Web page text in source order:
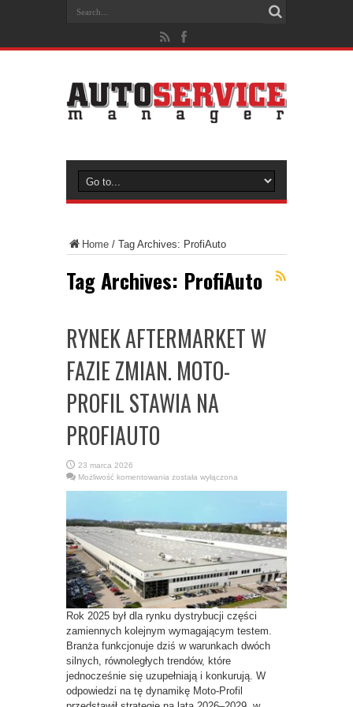
Home / Tag Archives: ProfiAuto
Tag Archives: ProfiAuto
RYNEK AFTERMARKET W
FAZIE ZMIAN. MOTO-
PROFIL STAWIA NA
PROFIAUTO
23 marca 2026
Możliwość komentowania RYNEK
W
PROFIL
STAWIA
NA
PROFIAUTO
została wyłączona
Rok 2025 był dla rynku dystrybucji części
zamiennych kolejnym wymagającym testem.
Branża funkcjonuje dziś w warunkach dwóch
silnych, równoległych trendów, które
jednocześnie się uzupełniają i konkurują. W
odpowiedzi na tę dynamikę Moto-Profil